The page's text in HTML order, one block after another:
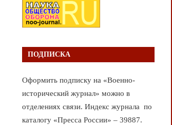
ПОДПИСКА
Оформить подписку на «Военно-
исторический журнал» можно в
отделениях связи. Индекс журнала по
каталогу «Пресса России» – 39887.